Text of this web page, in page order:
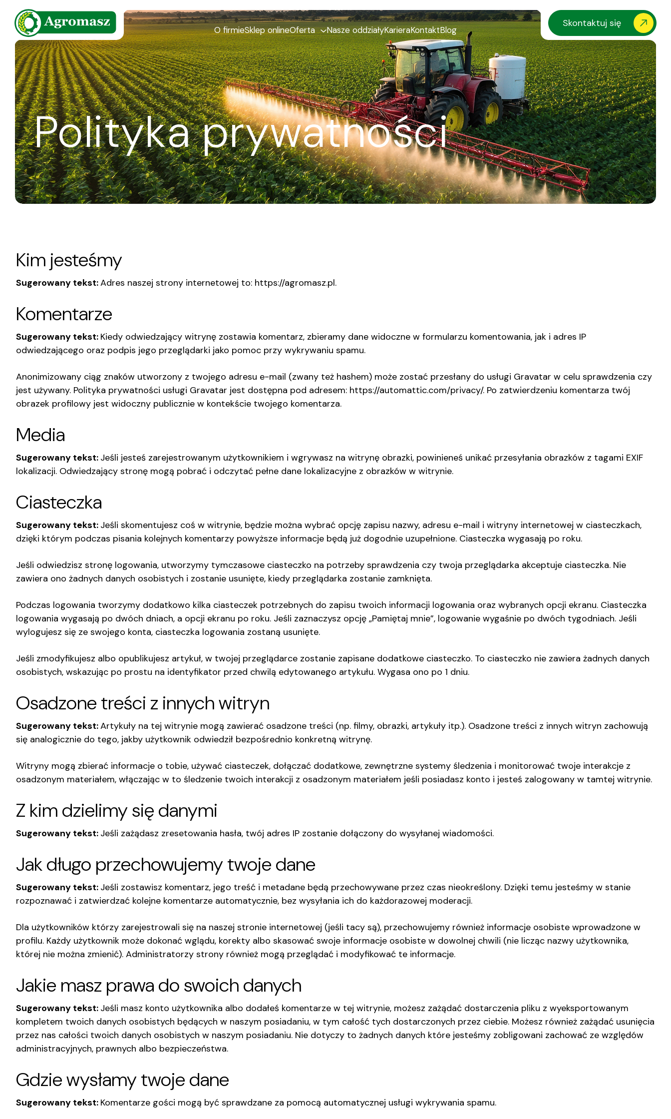
O firmieSklep onlineOferta Nasze oddziałyKarieraKontaktBlog
Skontaktuj się
Polityka prywatno­ści
Kim jesteśmy
Sugerowany tekst:Adres naszej strony internetowej to: https://agromasz.pl.
Komentarze
Sugerowany tekst: Kiedy odwiedzający witrynę zostawia komentarz, zbieramy dane widoczne w formularzu komentowania, jak i adres IP
odwiedzającego oraz podpis jego przeglądarki jako pomoc przy wykrywaniu spamu.
Anonimizowany ciąg znaków utworzony z twojego adresu e-mail (zwany też hashem) może zostać przesłany do usługi Gravatar w celu sprawdzenia czy
jest używany. Polityka prywatności usługi Gravatar jest dostępna pod adresem: https://automattic.com/privacy/. Po zatwierdzeniu komentarza twój
obrazek profilowy jest widoczny publicznie w kontekście twojego komentarza.
Media
Sugerowany tekst: Jeśli jesteś zarejestrowanym użytkownikiem i wgrywasz na witrynę obrazki, powinieneś unikać przesyłania obrazków z tagami EXIF
lokalizacji. Odwiedzający stronę mogą pobrać i odczytać pełne dane lokalizacyjne z obrazków w witrynie.
Ciasteczka
Sugerowany tekst: Jeśli skomentujesz coś w witrynie, będzie można wybrać opcję zapisu nazwy, adresu e-mail i witryny internetowej w ciasteczkach,
dzięki którym podczas pisania kolejnych komentarzy powyższe informacje będą już dogodnie uzupełnione. Ciasteczka wygasają po roku.
Jeśli odwiedzisz stronę logowania, utworzymy tymczasowe ciasteczko na potrzeby sprawdzenia czy twoja przeglądarka akceptuje ciasteczka. Nie
zawiera ono żadnych danych osobistych i zostanie usunięte, kiedy przeglądarka zostanie zamknięta.
Podczas logowania tworzymy dodatkowo kilka ciasteczek potrzebnych do zapisu twoich informacji logowania oraz wybranych opcji ekranu. Ciasteczka
logowania wygasają po dwóch dniach, a opcji ekranu po roku. Jeśli zaznaczysz opcję „Pamiętaj mnie”, logowanie wygaśnie po dwóch tygodniach. Jeśli
wylogujesz się ze swojego konta, ciasteczka logowania zostaną usunięte.
Jeśli zmodyfikujesz albo opublikujesz artykuł, w twojej przeglądarce zostanie zapisane dodatkowe ciasteczko. To ciasteczko nie zawiera żadnych danych
osobistych, wskazując po prostu na identyfikator przed chwilą edytowanego artykułu. Wygasa ono po 1 dniu.
Osadzone treści z innych witryn
Sugerowany tekst:Artykuły na tej witrynie mogą zawierać osadzone treści (np. filmy, obrazki, artykuły itp.). Osadzone treści z innych witryn zachowują
się analogicznie do tego, jakby użytkownik odwiedził bezpośrednio konkretną witrynę.
Witryny mogą zbierać informacje o tobie, używać ciasteczek, dołączać dodatkowe, zewnętrzne systemy śledzenia i monitorować twoje interakcje z
osadzonym materiałem, włączając w to śledzenie twoich interakcji z osadzonym materiałem jeśli posiadasz konto i jesteś zalogowany w tamtej witrynie.
Z kim dzielimy się danymi
Sugerowany tekst: Jeśli zażądasz zresetowania hasła, twój adres IP zostanie dołączony do wysyłanej wiadomości.
Jak długo przechowujemy twoje dane
Sugerowany tekst: Jeśli zostawisz komentarz, jego treść i metadane będą przechowywane przez czas nieokreślony. Dzięki temu jesteśmy w stanie
rozpoznawać i zatwierdzać kolejne komentarze automatycznie, bez wysyłania ich do każdorazowej moderacji.
Dla użytkowników którzy zarejestrowali się na naszej stronie internetowej (jeśli tacy są), przechowujemy również informacje osobiste wprowadzone w
profilu. Każdy użytkownik może dokonać wglądu, korekty albo skasować swoje informacje osobiste w dowolnej chwili (nie licząc nazwy użytkownika,
której nie można zmienić). Administratorzy strony również mogą przeglądać i modyfikować te informacje.
Jakie masz prawa do swoich danych
Sugerowany tekst: Jeśli masz konto użytkownika albo dodałeś komentarze w tej witrynie, możesz zażądać dostarczenia pliku z wyeksportowanym
kompletem twoich danych osobistych będących w naszym posiadaniu, w tym całość tych dostarczonych przez ciebie. Możesz również zażądać usunięcia
przez nas całości twoich danych osobistych w naszym posiadaniu. Nie dotyczy to żadnych danych które jesteśmy zobligowani zachować ze względów
administracyjnych, prawnych albo bezpieczeństwa.
Gdzie wysłamy twoje dane
Sugerowany tekst: Komentarze gości mogą być sprawdzane za pomocą automatycznej usługi wykrywania spamu.